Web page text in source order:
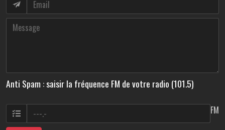
Anti Spam : saisir la fréquence FM de votre radio (101.5)
FM